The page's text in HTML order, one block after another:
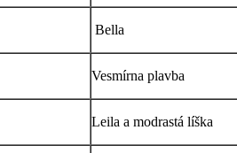
Bella
Vesmírna plavba
Leila a modrastá líška